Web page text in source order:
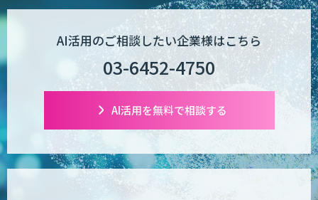
AI活用のご相談したい企業様はこちら
03-6452-4750
AI活用を無料で相談する